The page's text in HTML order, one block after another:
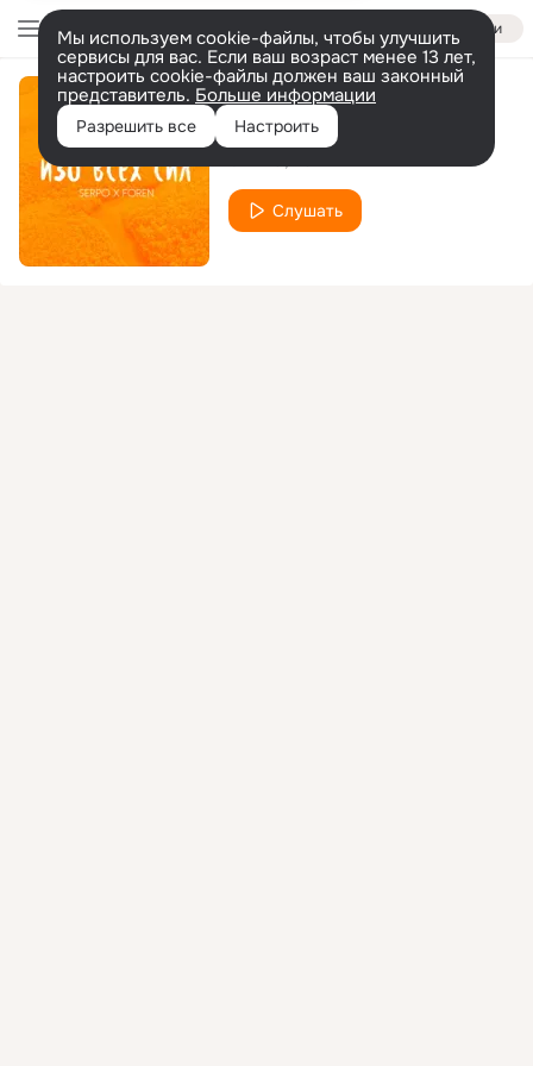
Войти
Мы используем cookie-файлы, чтобы улучшить
сервисы для вас. Если ваш возраст менее 13 лет,
настроить cookie-файлы должен ваш законный
представитель. Больше информации
Разрешить все Настроить
Изо всех сил
Слушать